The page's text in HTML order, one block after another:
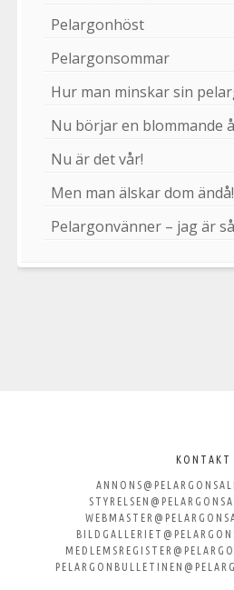
Pelargonhöst
Pelargonsommar
Hur man minskar sin
Nu börjar en blommande
Nu är det vår!
Men man älskar dom ändå!
Pelargonvänner – jag är
Svenska
KONTAKT